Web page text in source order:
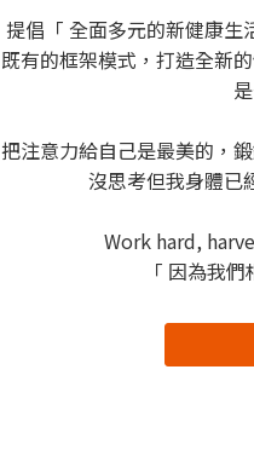
提倡「 全面多元的新健康
既有的框架模式，打造全新
把注意力給自己是最美的，
沒思考但我身體已
Work hard,
「 因為我